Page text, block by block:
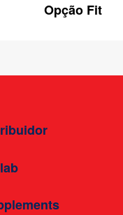
Opção Fit